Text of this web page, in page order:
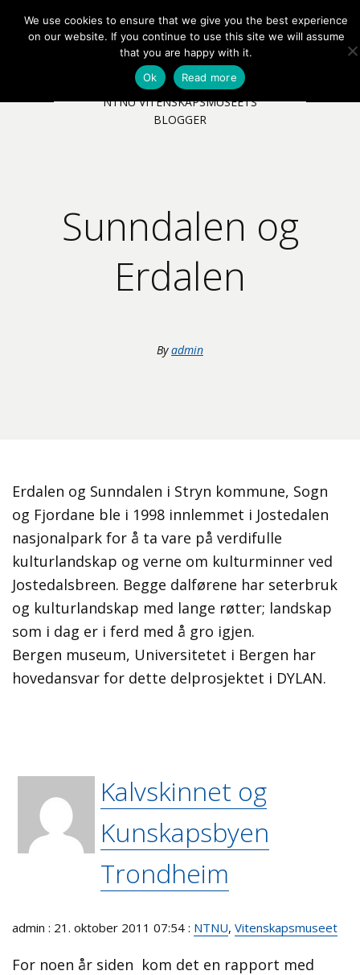
MENY EN NB
NTNU VITENSKAPSMUSEETS
BLOGGER
Sunndalen og
Erdalen
By admin
Erdalen og Sunndalen i Stryn kommune, Sogn
og Fjordane ble i 1998 innlemmet i Jostedalen
nasjonalpark for å ta vare på verdifulle
kulturlandskap og verne om kulturminner ved
Jostedalsbreen. Begge dalførene har seterbruk
og kulturlandskap med lange røtter; landskap
som i dag er i ferd med å gro igjen.
Bergen museum, Universitetet i Bergen har
hovedansvar for dette delprosjektet i DYLAN.
Kalvskinnet og
Kunskapsbyen
Trondheim
admin : 21. oktober 2011 07:54 : NTNU, Vitenskapsmuseet
For noen år siden kom det en rapport med
We use cookies to ensure that we give you the best experience
on our website. If you continue to use this site we will assume
that you are happy with it.
Ok
Read more